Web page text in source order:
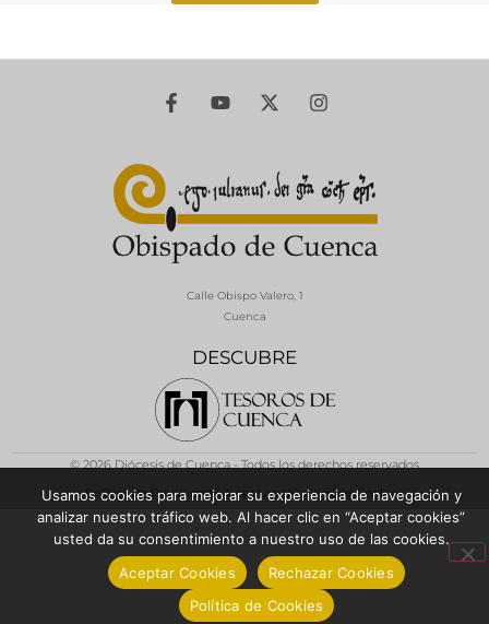
DESCUBRE
Calle Obispo Valero, 1
Cuenca
© 2026 Diócesis de Cuenca - Todos los derechos reservados
Política de Privacidad / Aviso LegalPolítica de Cookies
Usamos cookies para mejorar su experiencia de navegación y
analizar nuestro tráfico web. Al hacer clic en “Aceptar cookies”
usted da su consentimiento a nuestro uso de las cookies.
Aceptar Cookies
Rechazar Cookies
Política de Cookies